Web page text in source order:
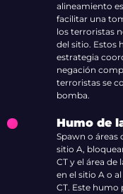
alineamiento
facilitar una
los terroristas
del sitio. Estos
estrategia
negación
terroristas se
bomba.
Humo de
Spawn o áreas
sitio A,
CT y el área de
en el sitio A o
CT. Este humo